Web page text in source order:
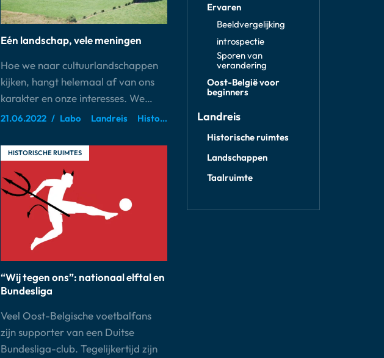
Eén landschap, vele meningen
Hoe we naar cultuurlandschappen
kijken, hangt helemaal af van ons
karakter en onze interesses. We…
21.06.2022 Labo Landreis Historische ruimtes Landschappen
HISTORISCHE RUIMTES
“Wij tegen ons”: nationaal elftal en
Bundesliga
Veel Oost-Belgische voetbalfans
zijn supporter van een Duitse
Bundesliga-club. Tegelijkertijd zijn
Ervaren
Beeldvergelijking
introspectie
Sporen van
verandering
Oost-België voor
beginners
Landreis
Historische ruimtes
Landschappen
Taalruimte